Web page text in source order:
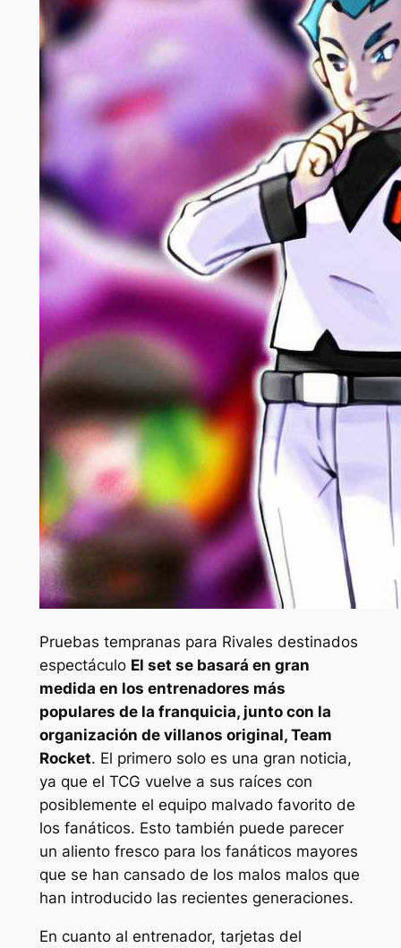
Pruebas tempranas para Rivales destinados
espectáculo El set se basará en gran
medida en los entrenadores más
populares de la franquicia, junto con la
organización de villanos original, Team
Rocket. El primero solo es una gran noticia,
ya que el TCG vuelve a sus raíces con
posiblemente el equipo malvado favorito de
los fanáticos. Esto también puede parecer
un aliento fresco para los fanáticos mayores
que se han cansado de los malos malos que
han introducido las recientes generaciones.
En cuanto al entrenador, tarjetas del